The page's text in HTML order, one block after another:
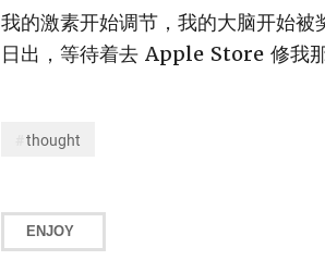
我的激素开始调节，我的大脑开始
日出，等待着去 Apple Store 修我
thought
ENJOY